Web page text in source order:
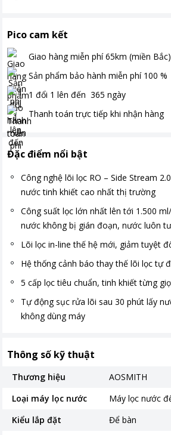
Pico cam kết
Giao hàng miễn phí 65km (miền
Sản phẩm bảo hành miễn phí 100 %
1 đổi 1 lên đến 365 ngày
Thanh toán trực tiếp khi nhận hàng
Đặc điểm nổi bật
Công nghệ lõi lọc RO – Side Stream
nước tinh khiết cao nhất thị trường
Công suất lọc lớn nhất lên tới 1.500
nước không bị gián đoạn, nước luôn
Lõi lọc in-line thế hệ mới, giảm tuyệt
Hệ thống cảnh báo thay thế lõi lọc tự
5 cấp lọc tiêu chuẩn, tinh khiết từng
Tự động sục rửa lõi sau 30 phút lấy
không dùng máy
Thông số kỹ thuật
Thương hiệu
AOSMITH
Loại máy lọc nước
Máy lọc nước
Kiểu lắp đặt
Để bàn